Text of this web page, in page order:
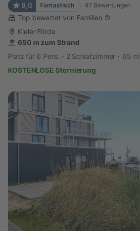
9,0 Fantastisch 47 Bewertungen
Top bewertet von Familien
Kieler Förde
650 m zum Strand
Platz für 6 Pers.
2 Schlafzimmer
65
KOSTENLOSE Stornierung